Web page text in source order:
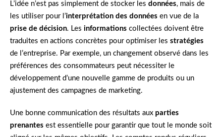
L’idée n’est pas simplement de stocker les données, mais de
les utiliser pour l’interprétation des données en vue de la
prise de décision. Les informations collectées doivent être
traduites en actions concrètes pour optimiser les stratégies
de l’entreprise. Par exemple, un changement observé dans les
préférences des consommateurs peut nécessiter le
développement d’une nouvelle gamme de produits ou un
ajustement des campagnes de marketing.
Une bonne communication des résultats aux parties
prenantes est essentielle pour garantir que tout le monde soit